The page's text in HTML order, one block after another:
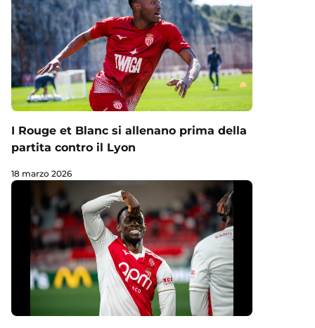
I Rouge et Blanc si allenano prima della
partita contro il Lyon
18 marzo 2026